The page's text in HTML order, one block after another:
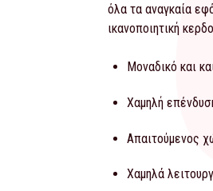
όλα τα αναγκαία
ικανοποιητική
Μοναδικό και
Χαμηλή
Απαιτούμενος
Χαμηλά